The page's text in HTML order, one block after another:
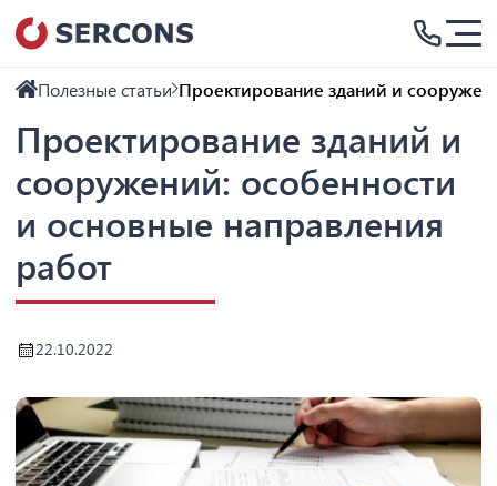
Полезные статьи Проектирование зданий и
Проектирование зданий и
сооружений: особенности
и основные направления
работ
22.10.2022